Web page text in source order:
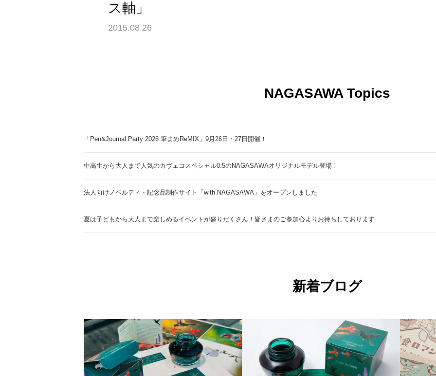
ス軸」
2015.08.26
NAGASAWA Topics
「Pen&Journal Party 2026 筆まめReMIX」9月26日・27日開催！
中高生から大人まで人気のカヴェコスペシャル0.5のNAGASAWAオリジナルモデル登場！
法人向けノベルティ・記念品制作サイト「with NAGASAWA」をオープンしました
夏は子どもから大人まで楽しめるイベントが盛りだくさん！皆さまのご参加心よりお待ちしております
新着ブログ